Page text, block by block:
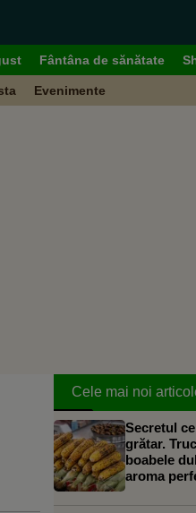
Fântâna de sănătate
Evenimente
Cele mai noi
Secretul
grătar.
boabele
aroma